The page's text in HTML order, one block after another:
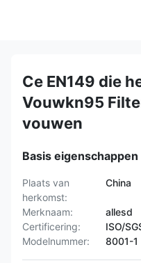
Ce EN149 die
Vouwkn95
vouwen
Basis eigenschappen
Plaats van
herkomst:
China
Merknaam:
allesd
Certificering:
ISO/
Modelnummer:
8001-1